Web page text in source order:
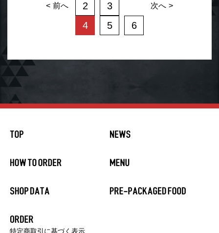
前へ 2
3
4
5 6
次へ
特定商取引に基づく表示